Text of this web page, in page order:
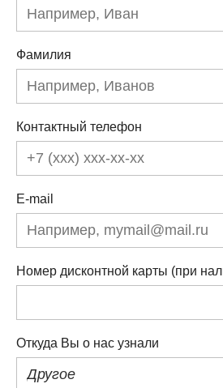
Фамилия
Контактный телефон
E-mail
Номер дисконтной карты (при
Откуда Вы о нас узнали
Другое